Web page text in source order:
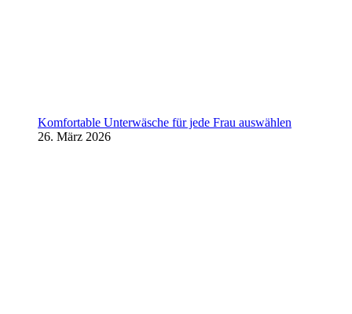
Komfortable Unterwäsche für jede Frau auswählen
26. März 2026